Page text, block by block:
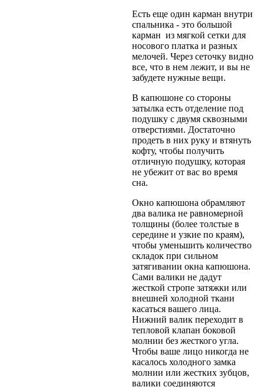
Есть еще один карман внутри
спальника - это большой
карман из мягкой сетки для
носового платка и разных
мелочей. Через сеточку видно
все, что в нем лежит, и вы не
забудете нужные вещи.
В капюшоне со стороны
затылка есть отделение под
подушку с двумя сквозными
отверстиями. Достаточно
продеть в них руку и втянуть
кофту, чтобы получить
отличную подушку, которая
не убежит от вас во время
сна.
Окно капюшона обрамляют
два валика не равномерной
толщины (более толстые в
середине и узкие по краям),
чтобы уменьшить количество
складок при сильном
затягивании окна капюшона.
Сами валики не дадут
жесткой стропе затяжки или
внешней холодной ткани
касаться вашего лица.
Нижний валик переходит в
тепловой клапан боковой
молнии без жесткого угла.
Чтобы ваше лицо никогда не
касалось холодного замка
молнии или жестких зубцов,
валики соединяются